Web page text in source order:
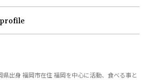
出身 福岡市在住 福岡を中心に活動、食べる事と